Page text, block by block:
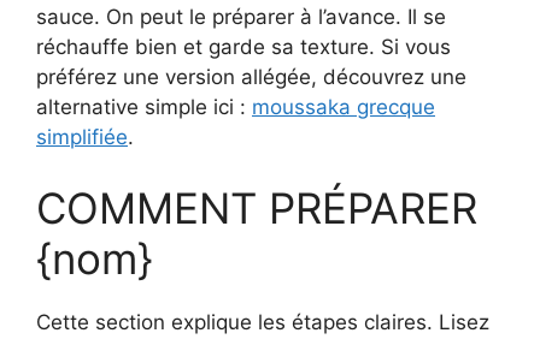
sauce. On peut le préparer à l’avance. Il se
réchauffe bien et garde sa texture. Si vous
préférez une version allégée, découvrez une
alternative simple ici : moussaka grecque
simplifiée.
COMMENT PRÉPARER
{nom}
Cette section explique les étapes claires. Lisez